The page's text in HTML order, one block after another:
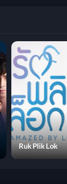
Ruk Plik Lok